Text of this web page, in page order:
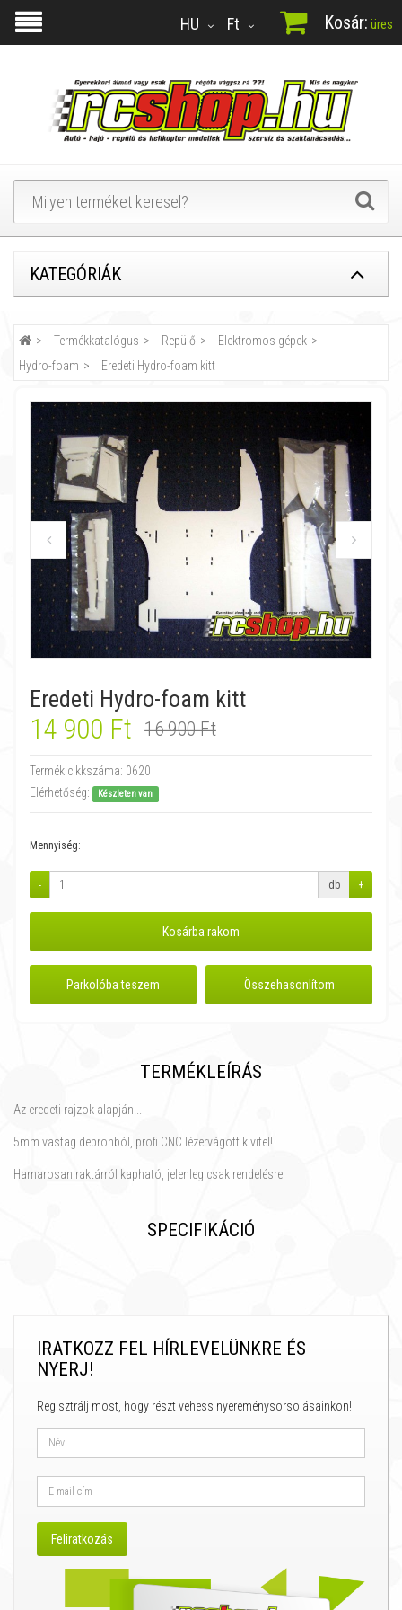
Ft
HU Kosár: üres
KATEGÓRIÁK
Termékkatalógus Repülő
Elektromos gépek
Hydro-foam
Eredeti Hydro-foam kitt
Eredeti Hydro-foam kitt
14 900 Ft 16 900 Ft
Termék cikkszáma: 0620
Elérhetőség:
Készleten van
Mennyiség:
- db +
Kosárba rakom
Parkolóba teszem Összehasonlítom
TERMÉKLEÍRÁS
Az eredeti rajzok alapján...
5mm vastag depronból, profi CNC lézervágott kivitel!
Hamarosan raktárról kapható, jelenleg csak rendelésre!
SPECIFIKÁCIÓ
IRATKOZZ FEL HÍRLEVELÜNKRE ÉS
NYERJ!
Regisztrálj most, hogy részt vehess nyereménysorsolásainkon!